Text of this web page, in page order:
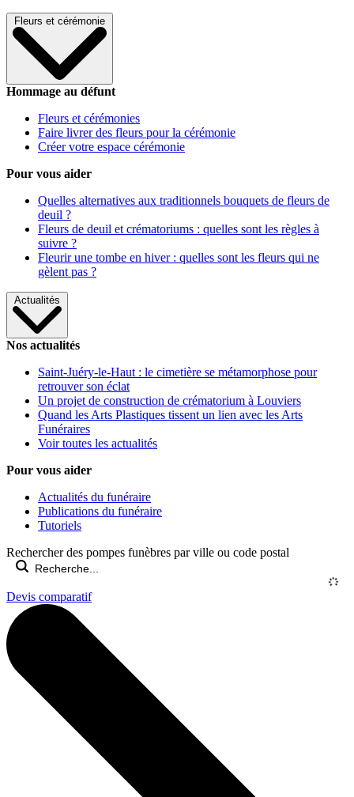
Fleurs et cérémonie
Hommage au défunt
Fleurs et cérémonies
Faire livrer des fleurs pour la cérémonie
Créer votre espace cérémonie
Pour vous aider
Quelles alternatives aux traditionnels bouquets de fleurs de
deuil ?
Fleurs de deuil et crématoriums : quelles sont les règles à
suivre ?
Fleurir une tombe en hiver : quelles sont les fleurs qui ne
gèlent pas ?
Actualités
Nos actualités
Saint-Juéry-le-Haut : le cimetière se métamorphose pour
retrouver son éclat
Un projet de construction de crématorium à Louviers
Quand les Arts Plastiques tissent un lien avec les Arts
Funéraires
Voir toutes les actualités
Pour vous aider
Actualités du funéraire
Publications du funéraire
Tutoriels
Rechercher des pompes funèbres par ville ou code postal
Devis comparatif